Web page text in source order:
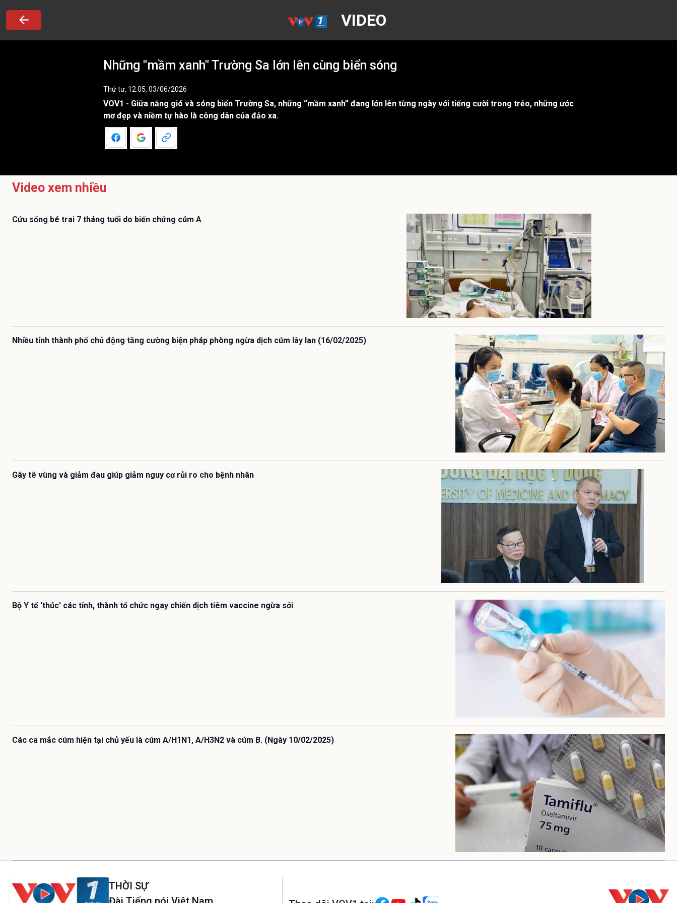
VIDEO
Những "mầm xanh" Trường Sa lớn lên cùng biển sóng
Thứ tư, 12:05, 03/06/2026
VOV1 - Giữa nắng gió và sóng biển Trường Sa, những “mầm xanh” đang lớn lên từng ngày với tiếng cười trong trẻo, những ước
mơ đẹp và niềm tự hào là công dân của đảo xa.
Video xem nhiều
Cứu sống bé trai 7 tháng tuổi do biến chứng cúm A
Nhiều tỉnh thành phố chủ động tăng cường biện pháp phòng ngừa dịch cúm lây lan (16/02/2025)
Gây tê vùng và giảm đau giúp giảm nguy cơ rủi ro cho bệnh nhân
Bộ Y tế 'thúc' các tỉnh, thành tổ chức ngay chiến dịch tiêm vaccine ngừa sởi
Các ca mắc cúm hiện tại chủ yếu là cúm A/H1N1, A/H3N2 và cúm B. (Ngày 10/02/2025)
THỜI SỰ